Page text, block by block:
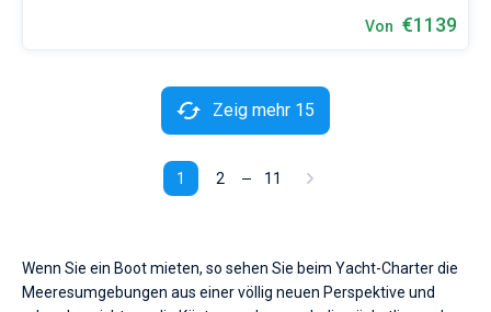
Von €1139
1 2 11
Zeig mehr 15
Wenn Sie ein Boot mieten, so sehen Sie beim Yacht-Charter die
Meeresumgebungen aus einer völlig neuen Perspektive und